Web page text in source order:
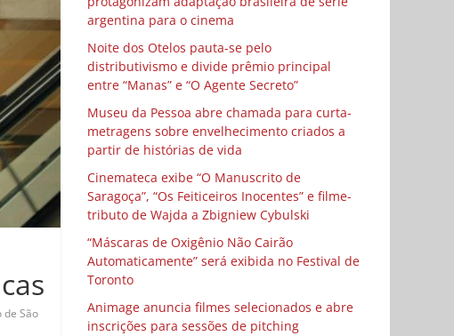
de São
argentina para o cinema
Noite dos Otelos pauta-se pelo
distributivismo e divide prêmio principal
entre “Manas” e “O Agente Secreto”
Museu da Pessoa abre chamada para curta-
metragens sobre envelhecimento criados a
partir de histórias de vida
Cinemateca exibe “O Manuscrito de
Saragoça”, “Os Feiticeiros Inocentes” e filme-
tributo de Wajda a Zbigniew Cybulski
“Máscaras de Oxigênio Não Cairão
Automaticamente” será exibida no Festival de
Toronto
Animage anuncia filmes selecionados e abre
inscrições para sessões de pitching